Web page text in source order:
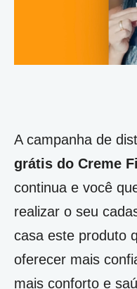
A campanha de
grátis do Creme
continua e você
realizar o seu
casa este produto
oferecer mais
mais conforto e